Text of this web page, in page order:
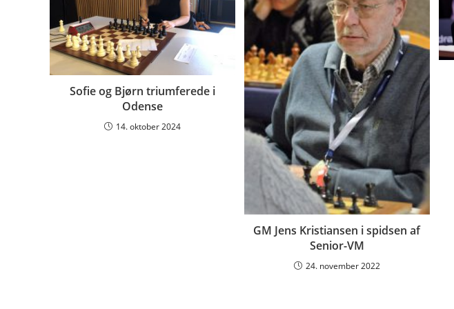
Sofie og Bjørn triumferede i
Odense
14. oktober 2024
GM Jens Kristiansen i spidsen af
Senior-VM
24. november 2022